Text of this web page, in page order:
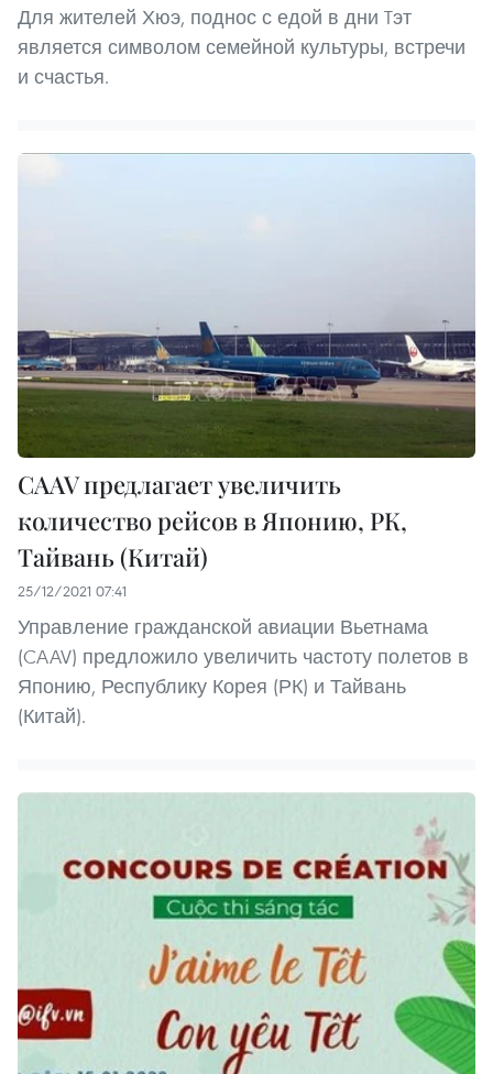
Для жителей Хюэ, поднос с едой в дни Tэт
является символом семейной культуры, встречи
и счастья.
CAAV предлагает увеличить
количество рейсов в Японию, РК,
Тайвань (Китай)
25/12/2021 07:41
Управление гражданской авиации Вьетнама
(CAAV) предложило увеличить частоту полетов в
Японию, Республику Корея (РК) и Тайвань
(Китай).